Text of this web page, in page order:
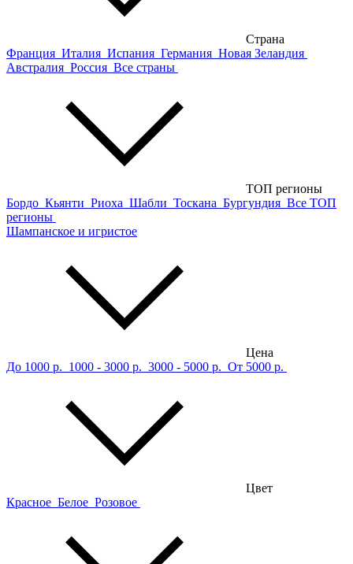
Страна
Франция Италия Испания Германия Новая Зеландия
Австралия Россия Все страны
ТОП регионы
Бордо Кьянти Риоха Шабли Тоскана Бургундия Все ТОП
регионы
Шампанское и игристое
Цена
До 1000 р. 1000 - 3000 р. 3000 - 5000 р. От 5000 р.
Цвет
Красное Белое Розовое